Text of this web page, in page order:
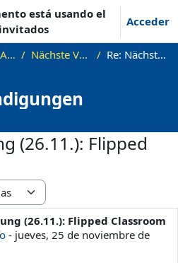
está usando el
Acceder
Ankündigungen Nächste Vorlesung (26.11.): Flipped Classroom Re: Nächste Vorlesung (26.11.): Flipped Classroom
(26.11.): Flipped
(26.11.): Flipped Classroom
- jueves, 25 de noviembre de
0